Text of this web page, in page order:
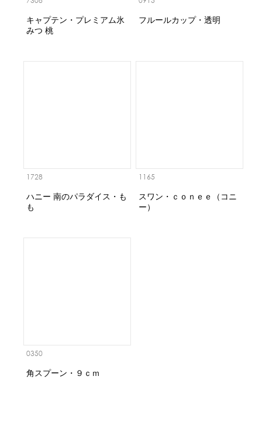
キャプテン・プレミアム氷
みつ 桃
フルールカップ・透明
1728
ハニー 南のパラダイス・も
も
1165
スワン・ｃｏｎｅｅ（コニ
ー）
0350
角スプーン・９ｃｍ